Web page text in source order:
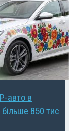
авто в
більше 850 тис